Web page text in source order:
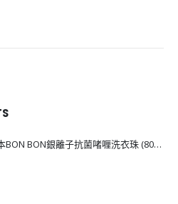
[J206232] 日本BON BON銀離子抗菌啫喱洗衣珠 (80粒)